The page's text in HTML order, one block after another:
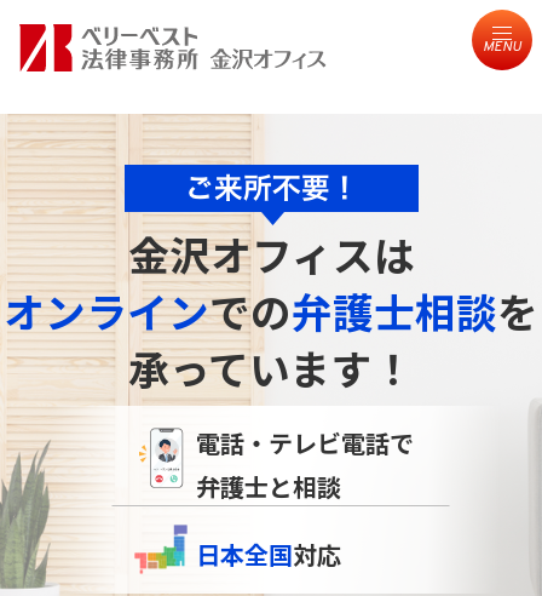
MENU
金沢オフィスは
オンラインでの弁護士相談を
承っています！
電話・テレビ電話で
弁護士と相談
日本全国対応